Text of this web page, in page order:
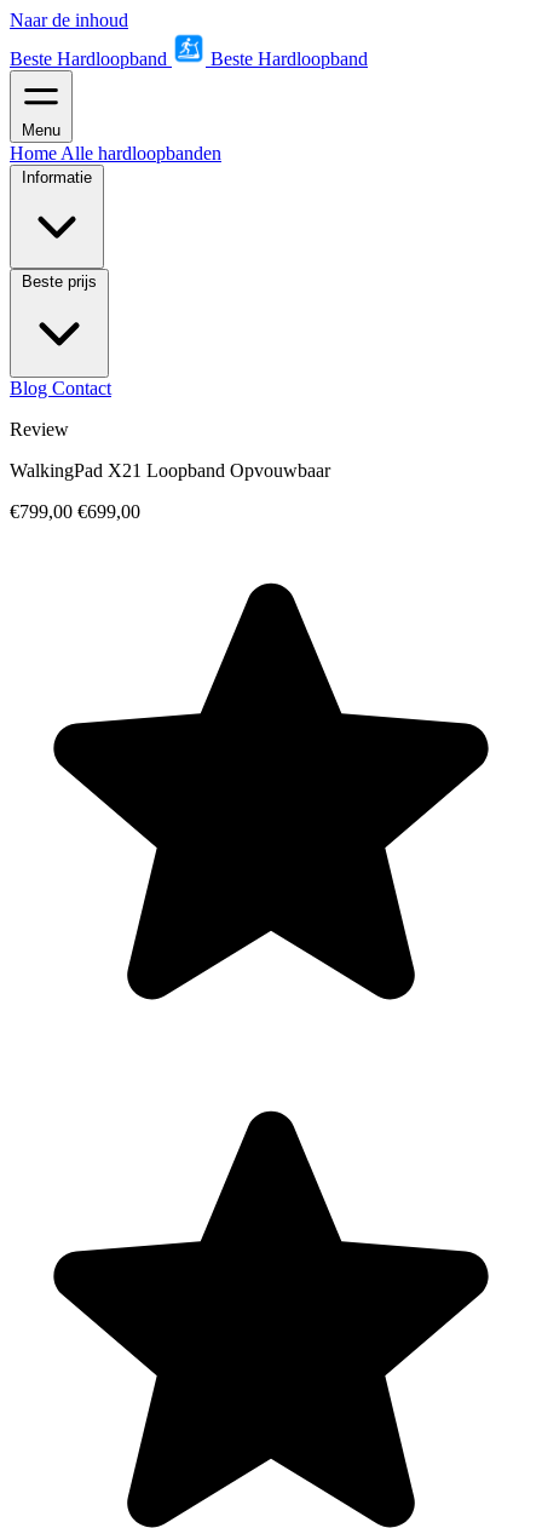
Naar de inhoud
Beste Hardloopband
Beste Hardloopband
Menu
Home Alle hardloopbanden
Informatie
Beste prijs
Blog Contact
Review
WalkingPad X21 Loopband Opvouwbaar
€799,00 €699,00